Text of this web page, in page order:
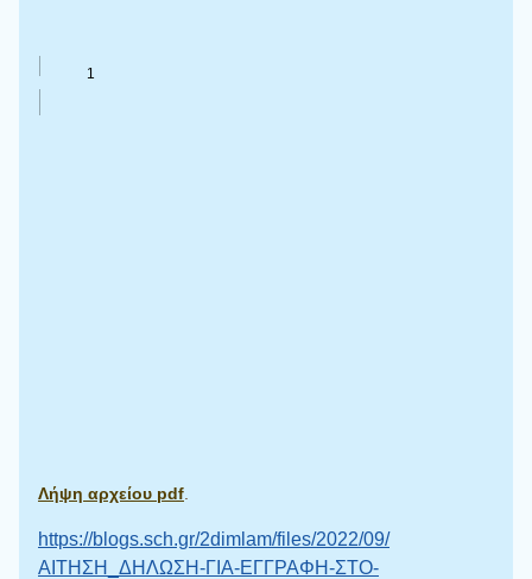
Λήψη αρχείου pdf
https://blogs.sch.gr/2dimlam/files/2022/09/
ΑΙΤΗΣΗ_ΔΗΛΩΣΗ-ΓΙΑ-ΕΓΓΡΑΦΗ-ΣΤΟ-